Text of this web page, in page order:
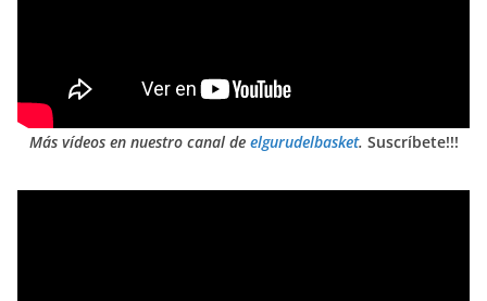
Más vídeos en nuestro canal de elgurudelbasket. Suscríbete!!!